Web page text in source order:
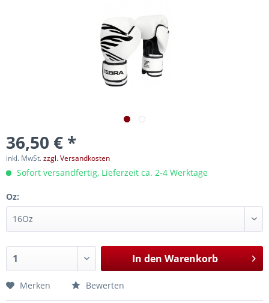
36,50 € *
inkl. MwSt.zzgl. Versandkosten
Sofort versandfertig, Lieferzeit ca. 2-4 Werktage
Oz:
In den Warenkorb
Merken Bewerten